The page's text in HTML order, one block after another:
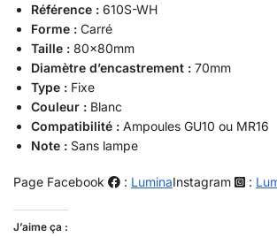
Référence : 610S-WH
Forme : Carré
Taille : 80x80mm
Diamètre d’encastrement : 70mm
Type : Fixe
Couleur : Blanc
Compatibilité : Ampoules GU10 ou MR16
Note : Sans lampe
Page Facebook : LuminaInstagram :
J’aime ça :